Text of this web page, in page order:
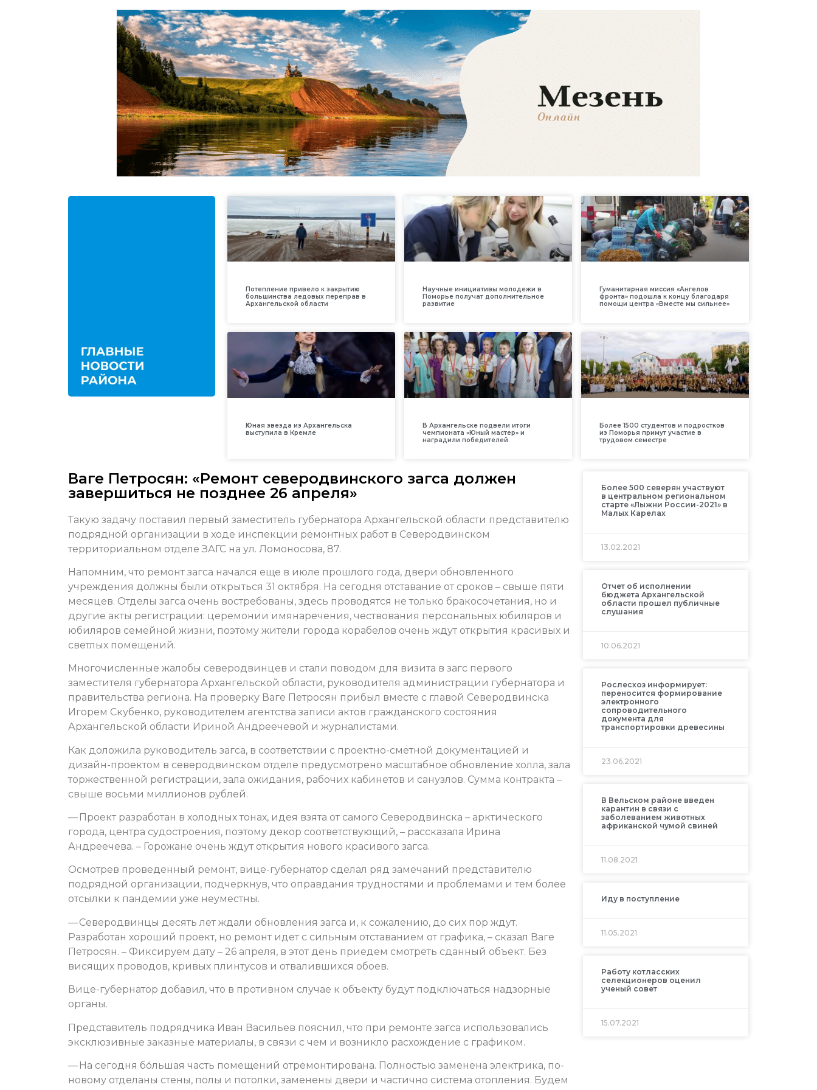
Потепление привело к закрытию
большинства ледовых переправ в
Архангельской области
Научные инициативы молодежи в
Поморье получат дополнительное
развитие
Гуманитарная миссия «Ангелов
фронта» подошла к концу благодаря
помощи центра «Вместе мы сильнее»
Юная звезда из Архангельска
выступила в Кремле
В Архангельске подвели итоги
чемпионата «Юный мастер» и
наградили победителей
Более 1500 студентов и подростков
из Поморья примут участие в
трудовом семестре
Ваге Петросян: «Ремонт северодвинского загса должен
завершиться не позднее 26 апреля»
Такую задачу поставил первый заместитель губернатора Архангельской области представителю
подрядной организации в ходе инспекции ремонтных работ в Северодвинском
территориальном отделе ЗАГС на ул. Ломоносова, 87.
Напомним, что ремонт загса начался еще в июле прошлого года, двери обновленного
учреждения должны были открыться 31 октября. На сегодня отставание от сроков – свыше пяти
месяцев. Отделы загса очень востребованы, здесь проводятся не только бракосочетания, но и
другие акты регистрации: церемонии имянаречения, чествования персональных юбиляров и
юбиляров семейной жизни, поэтому жители города корабелов очень ждут открытия красивых и
светлых помещений.
Многочисленные жалобы северодвинцев и стали поводом для визита в загс первого
заместителя губернатора Архангельской области, руководителя администрации губернатора и
правительства региона. На проверку Ваге Петросян прибыл вместе с главой Северодвинска
Игорем Скубенко, руководителем агентства записи актов гражданского состояния
Архангельской области Ириной Андреечевой и журналистами.
Как доложила руководитель загса, в соответствии с проектно-сметной документацией и
дизайн-проектом в северодвинском отделе предусмотрено масштабное обновление холла, зала
торжественной регистрации, зала ожидания, рабочих кабинетов и санузлов. Сумма контракта –
свыше восьми миллионов рублей.
— Проект разработан в холодных тонах, идея взята от самого Северодвинска – арктического
города, центра судостроения, поэтому декор соответствующий, – рассказала Ирина
Андреечева. – Горожане очень ждут открытия нового красивого загса.
Осмотрев проведенный ремонт, вице-губернатор сделал ряд замечаний представителю
подрядной организации, подчеркнув, что оправдания трудностями и проблемами и тем более
отсылки к пандемии уже неуместны.
— Северодвинцы десять лет ждали обновления загса и, к сожалению, до сих пор ждут.
Разработан хороший проект, но ремонт идет с сильным отставанием от графика, – сказал Ваге
Петросян. – Фиксируем дату – 26 апреля, в этот день приедем смотреть сданный объект. Без
висящих проводов, кривых плинтусов и отвалившихся обоев.
Вице-губернатор добавил, что в противном случае к объекту будут подключаться надзорные
органы.
Представитель подрядчика Иван Васильев пояснил, что при ремонте загса использовались
эксклюзивные заказные материалы, в связи с чем и возникло расхождение с графиком.
— На сегодня бо́льшая часть помещений отремонтирована. Полностью заменена электрика, по-
новому отделаны стены, полы и потолки, заменены двери и частично система отопления. Будем
Более 500 северян участвуют
в центральном региональном
старте «Лыжни России-2021» в
Малых Карелах
13.02.2021
Отчет об исполнении
бюджета Архангельской
области прошел публичные
слушания
10.06.2021
Рослесхоз информирует:
переносится формирование
электронного
сопроводительного
документа для
транспортировки древесины
23.06.2021
В Вельском районе введен
карантин в связи с
заболеванием животных
африканской чумой свиней
11.08.2021
Иду в поступление
11.05.2021
Работу котласских
селекционеров оценил
ученый совет
15.07.2021